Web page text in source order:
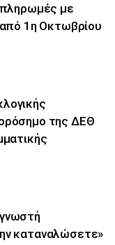
πληρωμές με
από 1η Οκτωβρίου
της ΔΕΘ
καταναλώσετε»